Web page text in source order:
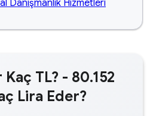
TL? - 80.152
Lira Eder?